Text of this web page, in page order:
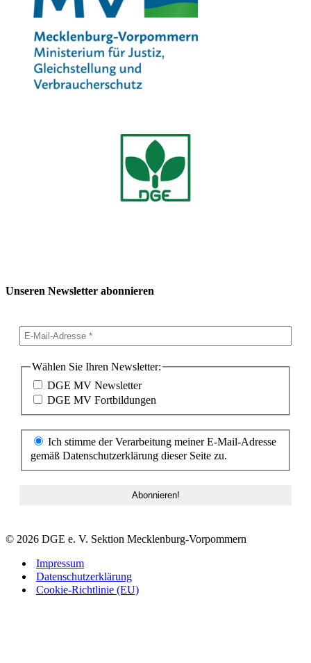
Unseren Newsletter abonnieren
Wählen Sie Ihren Newsletter:
DGE MV Newsletter
DGE MV Fortbildungen
Ich stimme der Verarbeitung meiner E-Mail-Adresse
gemäß Datenschutzerklärung dieser Seite zu.
© 2026 DGE e. V. Sektion Mecklenburg-Vorpommern
Impressum
Datenschutzerklärung
Cookie-Richtlinie (EU)